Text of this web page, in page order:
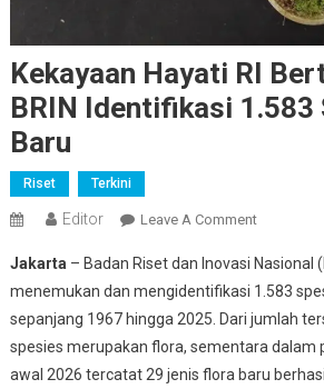
Kekayaan Hayati RI
BRIN Identifikasi 1.583
Baru
Riset Terkini
Editor Leave A CommentOn
Hayati
RI
BRIN
Identifikasi
Jakarta– Badan Riset dan Inovasi Nasional
menemukan dan mengidentifikasi 1.583
sepanjang 1967 hingga 2025. Dari jumlah
spesies merupakan flora, sementara dalam
awal 2026 tercatat 29 jenis flora baru